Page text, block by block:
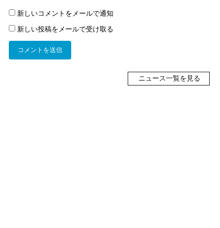
新しいコメントをメールで通知
新しい投稿をメールで受け取る
ニュース一覧を見る